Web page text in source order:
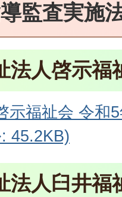
監査実施
法人啓示福
示福祉会 令和
45.2KB)
法人臼井福